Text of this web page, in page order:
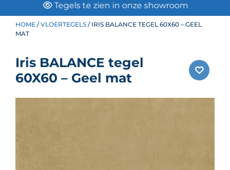
Tegels te zien in onze showroom
HOME /VLOERTEGELS / IRIS BALANCE TEGEL 60X60 – GEEL
MAT
Iris BALANCE tegel
60X60 – Geel mat